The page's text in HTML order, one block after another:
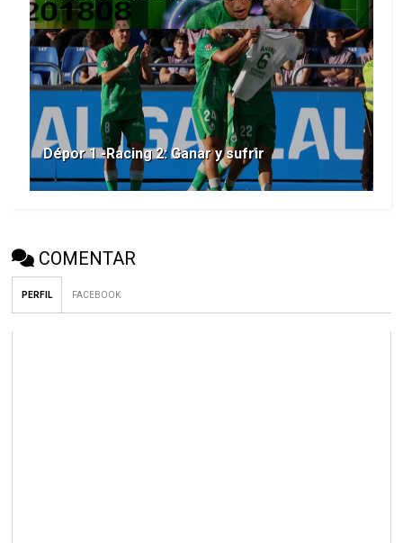
Dépor 1 -Racing 2: Ganar y sufrir
COMENTAR
PERFIL FACEBOOK